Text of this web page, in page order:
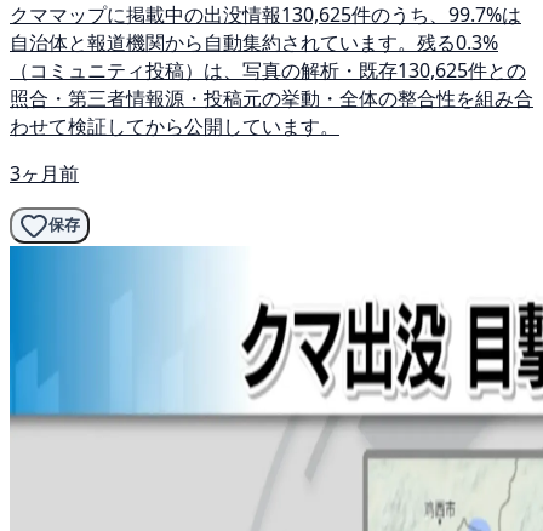
クママップに掲載中の出没情報130,625件のうち、99.7%は
自治体と報道機関から自動集約されています。残る0.3%
（コミュニティ投稿）は、写真の解析・既存130,625件との
照合・第三者情報源・投稿元の挙動・全体の整合性を組み合
わせて検証してから公開しています。
3ヶ月前
保存